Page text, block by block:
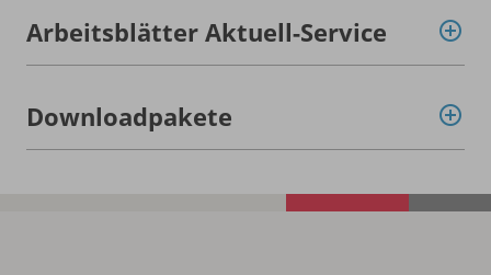
Arbeitsblätter Aktuell-Service
Downloadpakete